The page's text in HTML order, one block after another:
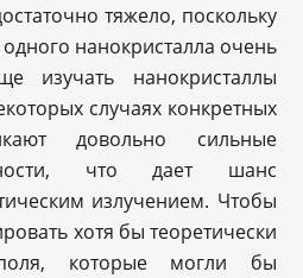
тяжело, поскольку
нанокристалла очень
изучать нанокристаллы
случаях конкретных
довольно сильные
что дает шанс
излучением. Чтобы
хотя бы теоретически
поля, которые могли бы